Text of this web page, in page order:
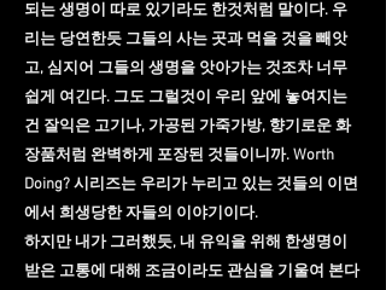
되는 생명이 따로 있기라도 한것처럼 말이다. 우
리는 당연한듯 그들의 사는 곳과 먹을 것을 빼앗
고, 심지어 그들의 생명을 앗아가는 것조차 너무
쉽게 여긴다. 그도 그럴것이 우리 앞에 놓여지는
건 잘익은 고기나, 가공된 가죽가방, 향기로운 화
장품처럼 완벽하게 포장된 것들이니까. Worth
Doing? 시리즈는 우리가 누리고 있는 것들의 이면
에서 희생당한 자들의 이야기이다.
하지만 내가 그러했듯, 내 유익을 위해 한생명이
받은 고통에 대해 조금이라도 관심을 기울여 본다